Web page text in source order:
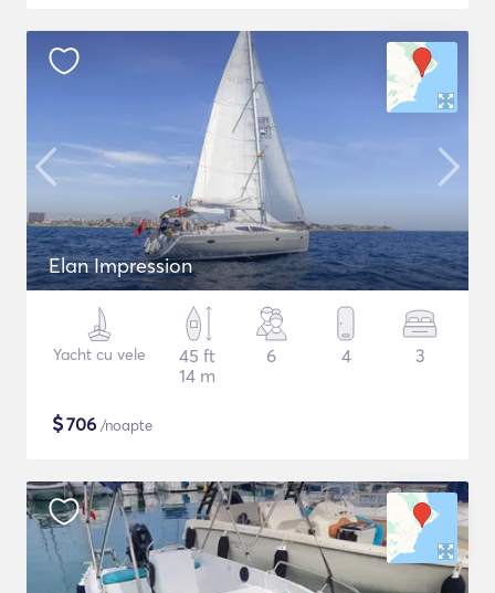
Elan Impression
Yacht cu vele
45 ft
14 m
6 4 3
$706 /noapte